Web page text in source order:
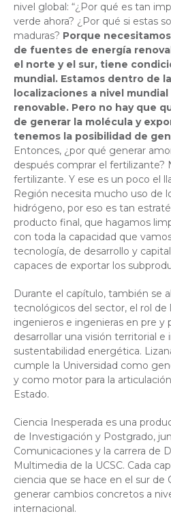
nivel global: “¿Por qué es tan
verde ahora? ¿Por qué si estas
maduras? Porque
de fuentes de energía
el norte y el sur, tiene
mundial. Estamos dentro de
localizaciones a nivel
renovable. Pero no hay que
de generar la molécula y
tenemos la posibilidad de
Entonces, ¿por qué generar
después comprar el fertilizante?
fertilizante. Y ese es un poco el
Región necesita mucho uso de
hidrógeno, por eso es tan
producto final, que hagamos
con toda la capacidad que
tecnología, de desarrollo y
capaces de exportar los
Durante el capítulo, también se
tecnológicos del sector, el rol de
ingenieros e ingenieras en pre y
desarrollar una visión territorial
sustentabilidad energética.
cumple la Universidad como
y como motor para la
Estado.
Ciencia Inesperada es una
de Investigación y Postgrado,
Comunicaciones y la carrera de
Multimedia de la UCSC. Cada
ciencia que se hace en el sur de
generar cambios concretos a
internacional.